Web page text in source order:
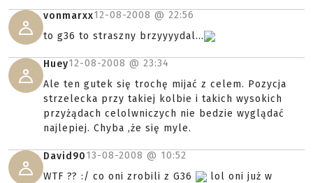
vonmarxx12-08-2008 @ 22:56
to g36 to straszny brzyyyydal...
Huey12-08-2008 @ 23:34
Ale ten gutek się trochę mijać z celem. Pozycja
strzelecka przy takiej kolbie i takich wysokich
przyżądach celolwniczych nie bedzie wyglądać
najlepiej. Chyba ,że się myle.
David9013-08-2008 @ 10:52
WTF ?? :/ co oni zrobili z G36
lol oni już w